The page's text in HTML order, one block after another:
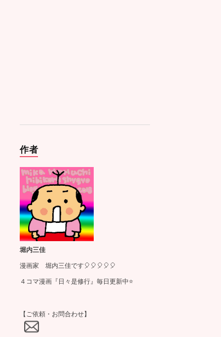
作者
堀内三佳
漫画家 堀内三佳です🎈🎈🎈🎈🎈
４コマ漫画『日々是修行』毎日更新中⭐️
【ご依頼・お問合わせ】